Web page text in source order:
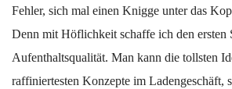
Fehler, sich mal einen Knigge unter das
Denn mit Höflichkeit schaffe ich den ersten
Aufenthaltsqualität. Man kann die tollsten
raffiniertesten Konzepte im Ladengeschäft,